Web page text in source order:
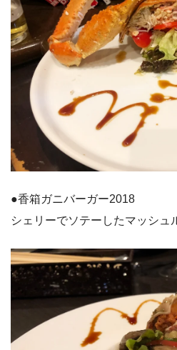
●香箱ガニバーガー2018
シェリーでソテーしたマッシュ